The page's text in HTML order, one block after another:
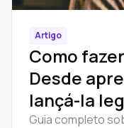
Artigo
Como
Desde
lançá-la
Guia completo